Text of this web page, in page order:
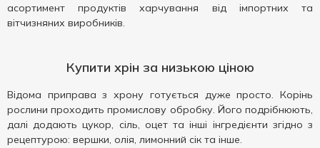
асортимент продуктів харчування від імпортних та
вітчизняних виробників.
Купити хрін за низькою ціною
Відома приправа з хрону готується дуже просто. Корінь
рослини проходить промислову обробку. Його подрібнюють,
далі додають цукор, сіль, оцет та інші інгредієнти згідно з
рецептурою: вершки, олія, лимонний сік та інше.